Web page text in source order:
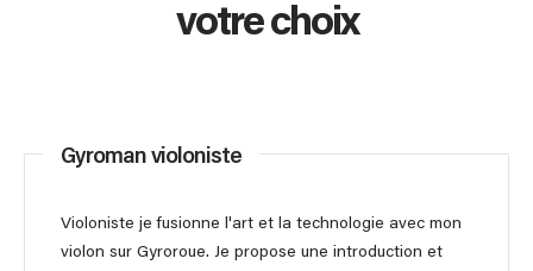
votre choix
Gyroman violoniste
Violoniste je fusionne l'art et la technologie avec mon
violon sur Gyroroue. Je propose une introduction et